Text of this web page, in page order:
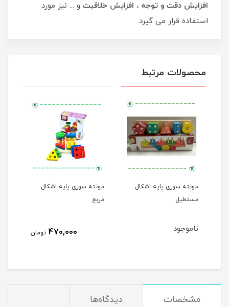
افزایش دقت و توجه ، افزایش خلاقیت ​و ... نیز مورد
استفاده قرار می گیرد.​​​
محصولات مرتبط
مونته سوری پایه اشکال
مستطیل
ناموجود
مونته سوری پایه اشکال
مربع
470,000 تومان
مشخصات دیدگاه‌ها